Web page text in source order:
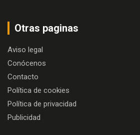
Otras paginas
Aviso legal
Conócenos
Contacto
Política de cookies
Política de privacidad
Publicidad